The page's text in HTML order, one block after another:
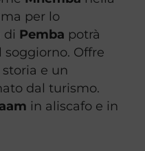
per lo
di Pemba potrà
soggiorno. Offre
e un
dal turismo.
in aliscafo e in